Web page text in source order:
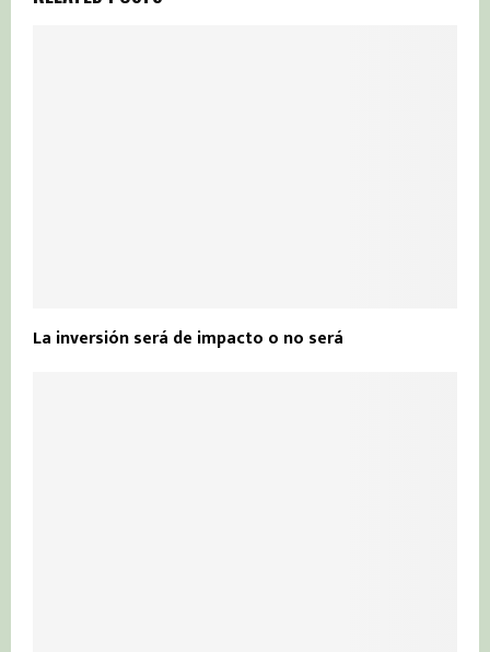
La inversión será de impacto o no será